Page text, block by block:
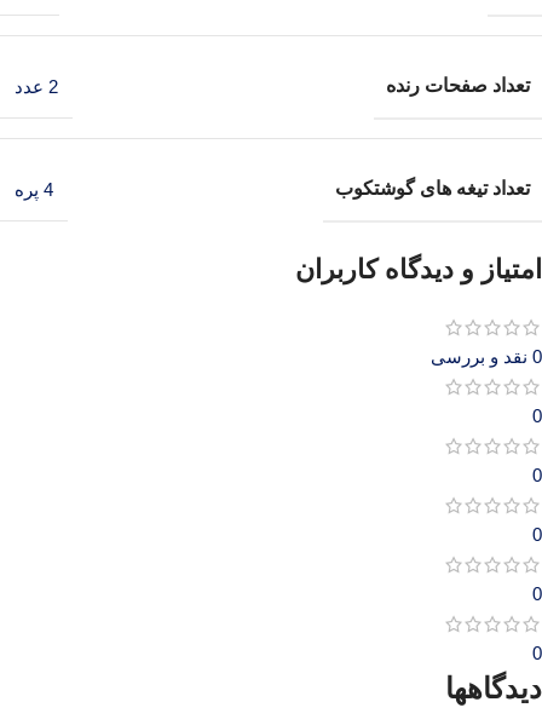
تعداد صفحات رنده 2 عدد
تعداد تیغه های گوشتکوب 4 پره
امتیاز و دیدگاه کاربران
0 نقد و بررسی
0
0
0
0
0
دیدگاهها